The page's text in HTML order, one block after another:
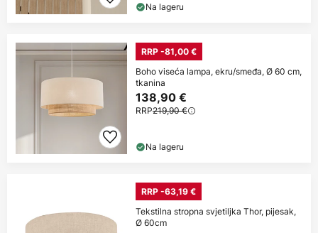
Na lageru
RRP -81,00 €
Boho viseća lampa, ekru/smeđa, Ø 60 cm,
tkanina
138,90 €
RRP219,90 €
Na lageru
RRP -63,19 €
Tekstilna stropna svjetiljka Thor, pijesak,
Ø 60cm